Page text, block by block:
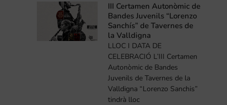
III Certamen Autonòmic de
Bandes Juvenils “Lorenzo
Sanchís” de Tavernes de
la Valldigna
LLOC I DATA DE
CELEBRACIÓ L’III Certamen
Autonòmic de Bandes
Juvenils de Tavernes de la
Valldigna “Lorenzo Sanchis”
tindrà lloc